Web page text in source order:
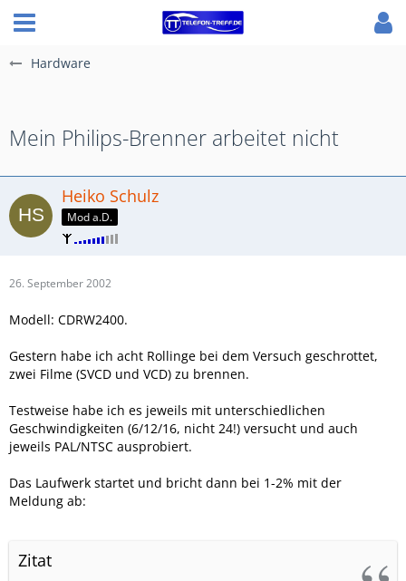
Hardware
Mein Philips-Brenner arbeitet nicht
Heiko Schulz
Mod a.D.
26. September 2002
Modell: CDRW2400.
Gestern habe ich acht Rollinge bei dem Versuch geschrottet,
zwei Filme (SVCD und VCD) zu brennen.
Testweise habe ich es jeweils mit unterschiedlichen
Geschwindigkeiten (6/12/16, nicht 24!) versucht und auch
jeweils PAL/NTSC ausprobiert.
Das Laufwerk startet und bricht dann bei 1-2% mit der
Meldung ab:
Zitat